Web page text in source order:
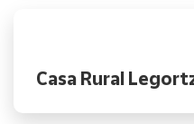
Casa Rural